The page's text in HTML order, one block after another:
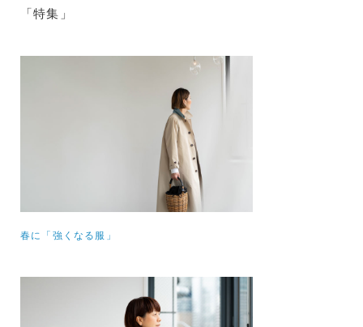
「特集」
春に「強くなる服」